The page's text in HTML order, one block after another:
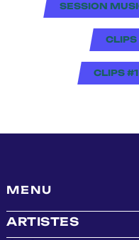
SESSION
CLIPS
CLIPS
MENU
ARTISTES